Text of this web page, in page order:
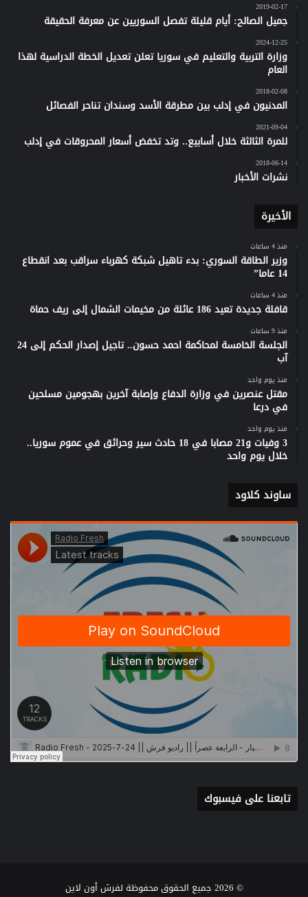
2019-02-17
جميل الصالح: أيام قليلة تفصل السوريين عن معرفة الحقيقة
2024-12-25
وزارة التربية والتعليم في سوريا تعلن تعديل الخطة الدراسية لهذا
العام
2018-02-08
المدنيون في إدلب بين مطرقة الأسد وسندان تناحر الفصائل
2021-09-04
للمرة الثالثة خلال أسابيع.. وتد تخفض أسعار المحروقات في إدلب
2018-06-14
نشرات الأخبار
الأخيرة
منذ 4 ساعات
وزير الطاقة السوري: بدء تاهيل شبكة كهرباء سراقب بعد انقطاع
14 عاما”
منذ 4 ساعات
قافلة جديدة تعيد 186 عائلة من مخيمات الشمال إلى ريف حماة
منذ 9 ساعات
الجلسة الخامسة لمحاكمة احمد حسون.. تاجيل إصدار الحكم إلى 24
آب
منذ يوم واحد
مقتل عنصرين في وزارة الدفاع وإصابة آخرين بهجومين مسلحين
في درعا
منذ يوم واحد
3 وفيات و21 مصابا في 18 حادث سير وحرائق في عموم سوريا..
خلال يوم واحد
ساوند كلاود
تابعنا على فيسبوك
© 2026 جميع الحقوق محفوظة لفرش أون لاين